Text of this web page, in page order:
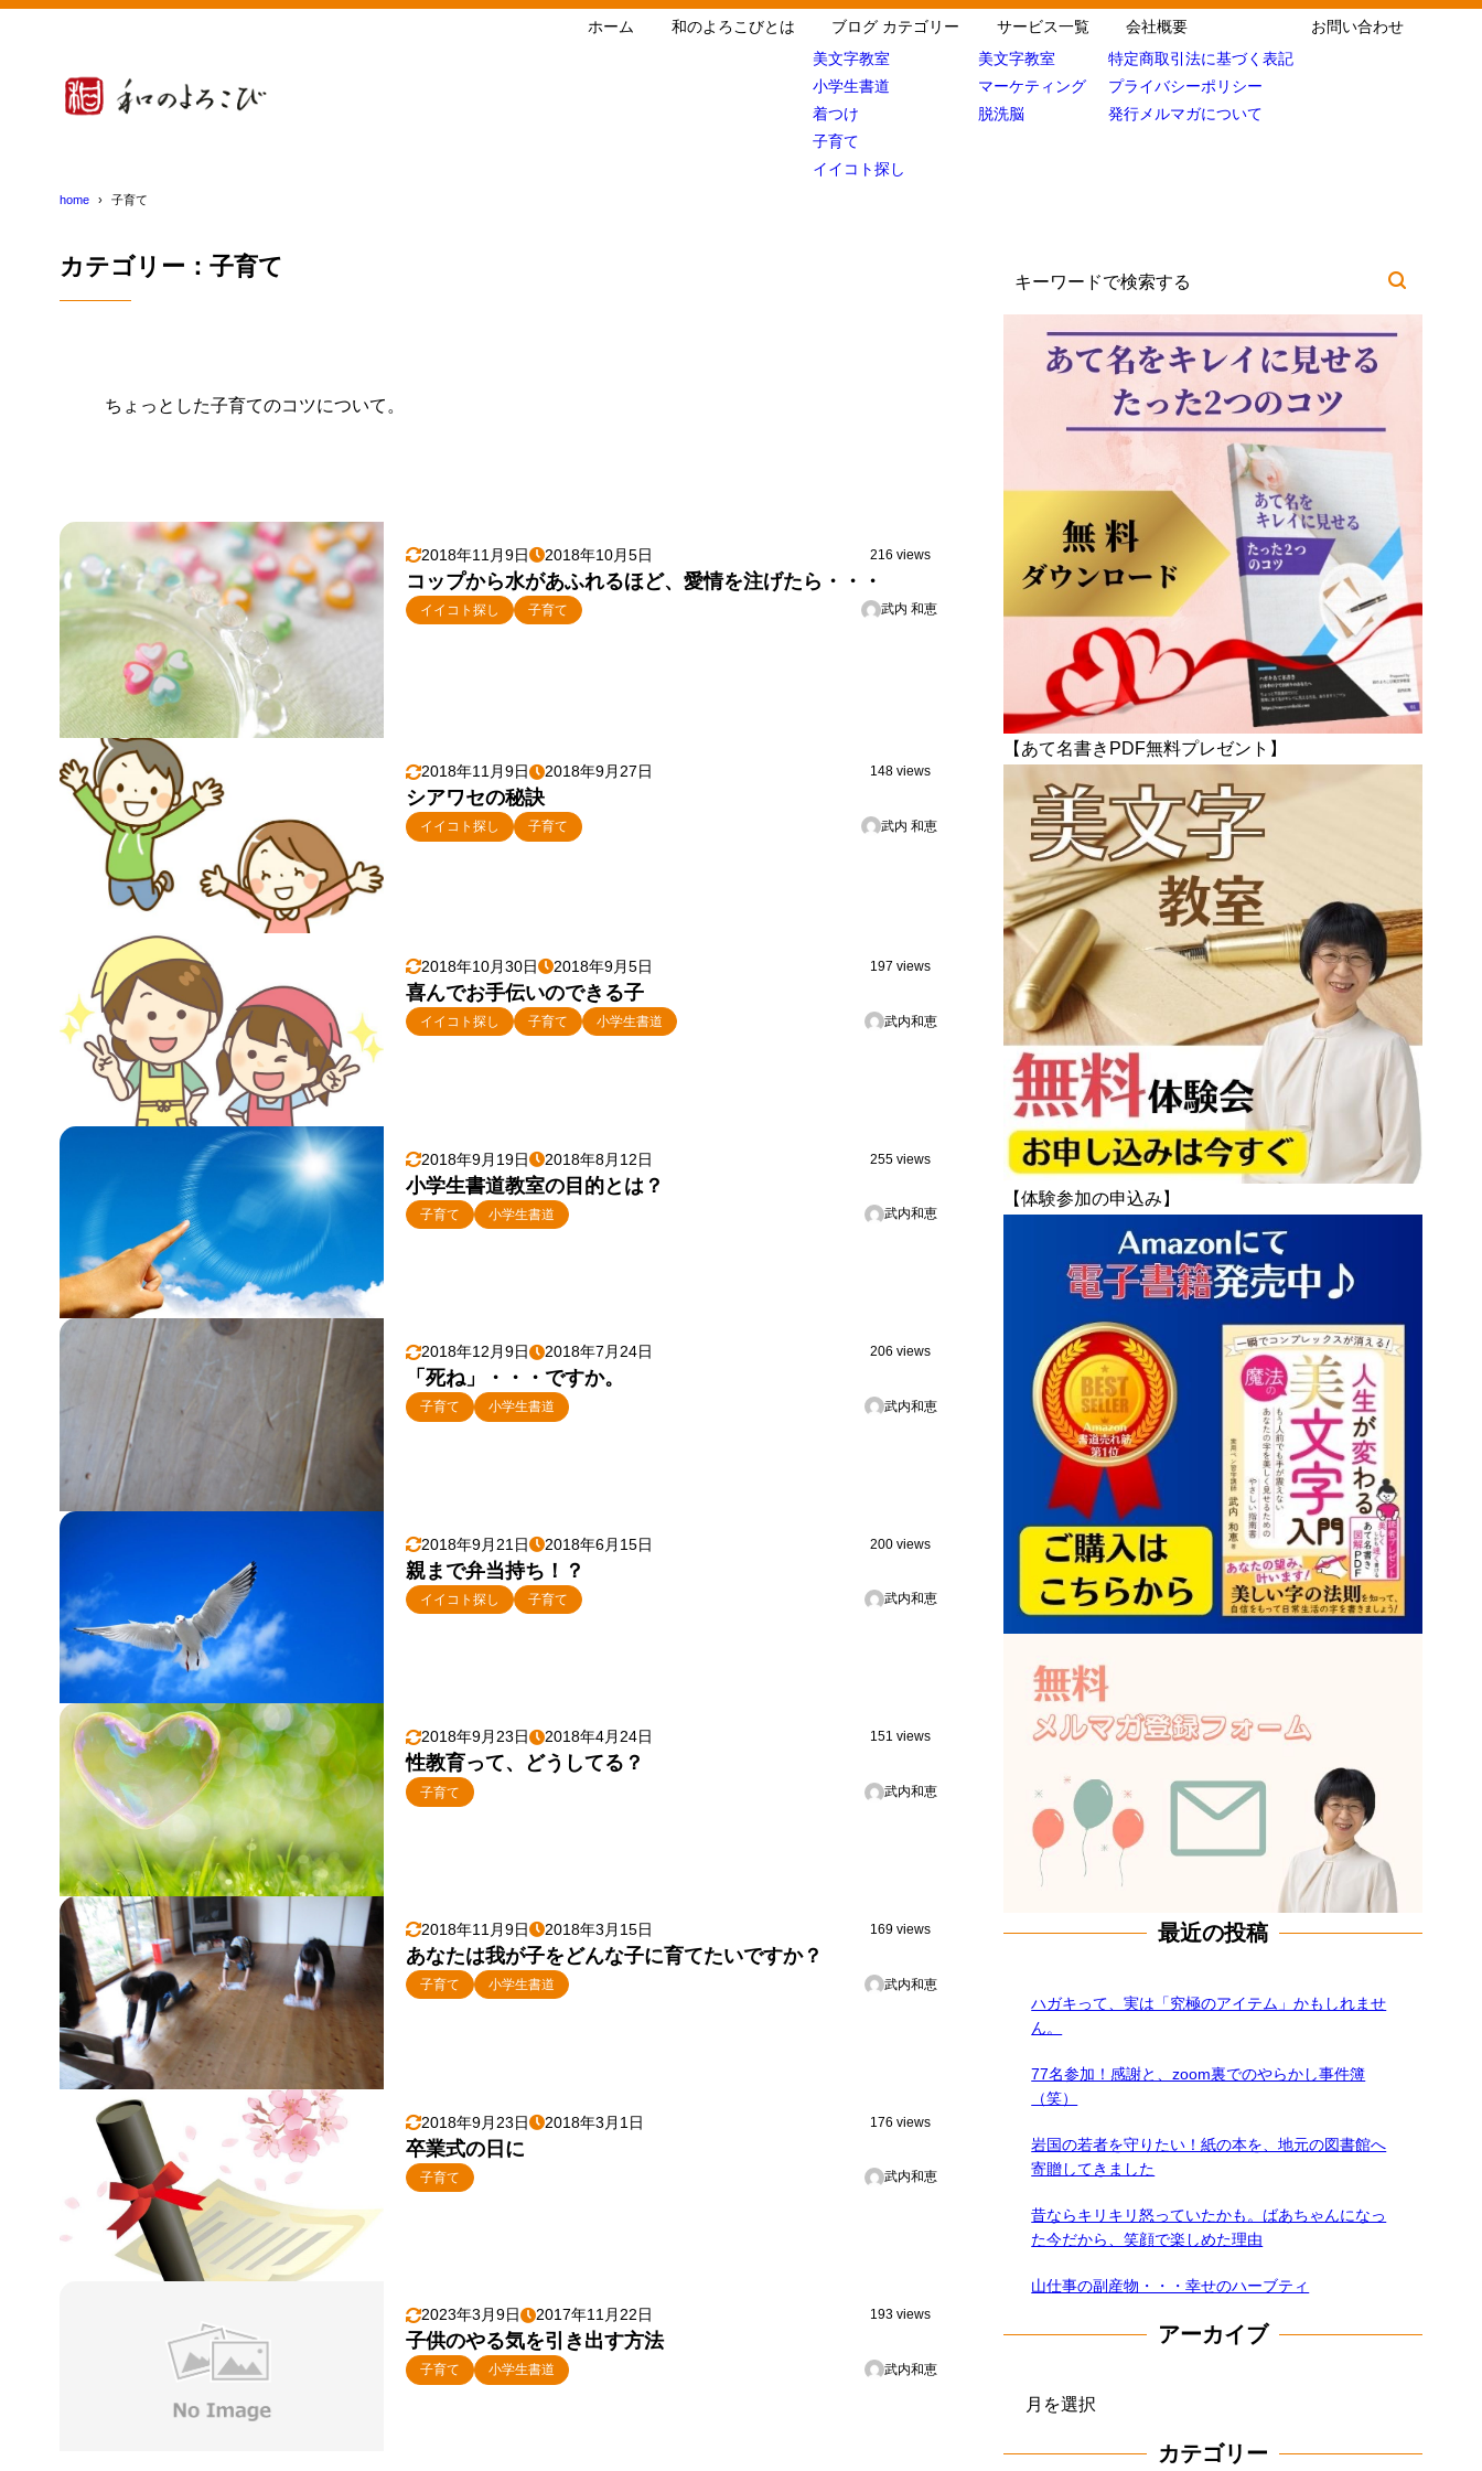
ホーム 和のよろこびとは
ブログ カテゴリー
美文字教室
小学生書道
着つけ
子育て
イイコト探し
サービス一覧
美文字教室
マーケティング
脱洗脳
会社概要
特定商取引法に基づく表記
プライバシーポリシー
発行メルマガについて
お問い合わせ
home 子育て
カテゴリー：子育て
ちょっとした子育てのコツについて。
2018年11月9日 2018年10月5日 216 views
コップから水があふれるほど、愛情を注げたら・・・
イイコト探し 子育て 武内 和恵
2018年11月9日 2018年9月27日 148 views
シアワセの秘訣
イイコト探し 子育て 武内 和恵
2018年10月30日 2018年9月5日 197 views
喜んでお手伝いのできる子
イイコト探し 子育て 小学生書道 武内和恵
2018年9月19日 2018年8月12日 255 views
小学生書道教室の目的とは？
子育て 小学生書道 武内和恵
2018年12月9日 2018年7月24日 206 views
「死ね」・・・ですか。
子育て 小学生書道 武内和恵
2018年9月21日 2018年6月15日 200 views
親まで弁当持ち！？
イイコト探し 子育て 武内和恵
2018年9月23日 2018年4月24日 151 views
性教育って、どうしてる？
子育て 武内和恵
2018年11月9日 2018年3月15日 169 views
あなたは我が子をどんな子に育てたいですか？
子育て 小学生書道 武内和恵
2018年9月23日 2018年3月1日 176 views
卒業式の日に
子育て 武内和恵
2023年3月9日 2017年11月22日 193 views
子供のやる気を引き出す方法
子育て 小学生書道 武内和恵
【あて名書きPDF無料プレゼント】
【体験参加の申込み】
最近の投稿
ハガキって、実は「究極のアイテム」かもしれませ
ん。
77名参加！感謝と、zoom裏でのやらかし事件簿
（笑）
岩国の若者を守りたい！紙の本を、地元の図書館へ
寄贈してきました
昔ならキリキリ怒っていたかも。ばあちゃんになっ
た今だから、笑顔で楽しめた理由
山仕事の副産物・・・幸せのハーブティ
アーカイブ
カ
カテゴリー